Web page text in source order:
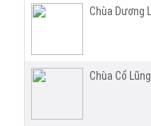
Chùa Dương
Chùa Cổ